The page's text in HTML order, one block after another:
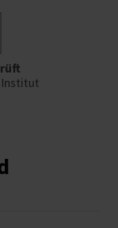
Institut